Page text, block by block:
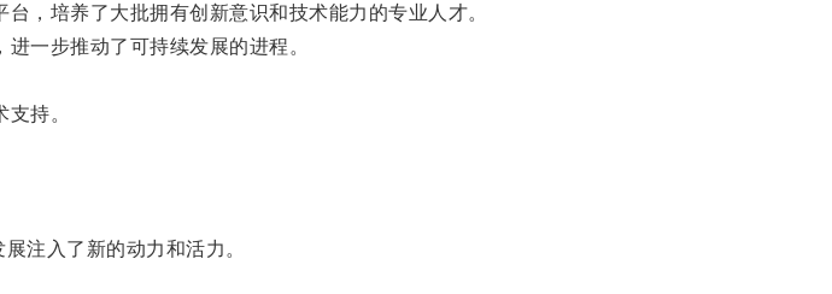
培养了大批拥有创新意识和技术能力的专业人才。
一步推动了可持续发展的进程。
持。
注入了新的动力和活力。